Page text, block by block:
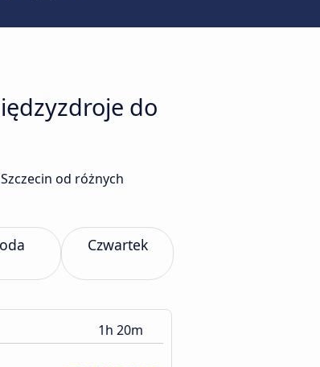
do
od różnych
Czwartek
1h 20m